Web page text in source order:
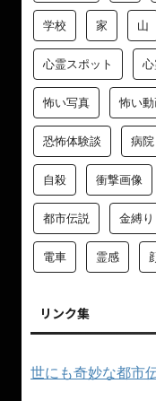
学校 家 山
心霊スポット
怖い写真 怖い
恐怖体験談 病院
自殺 衝撃画像
都市伝説 金縛り
電車 霊感
リンク集
世にも奇妙な都市